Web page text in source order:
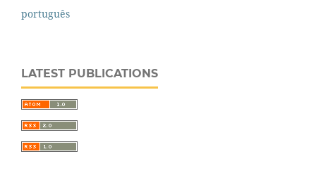
português
LATEST PUBLICATIONS